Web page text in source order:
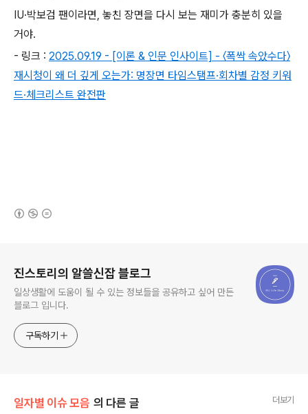
IU·박보검 팬이라면, 놓친 장면을 다시 보는 재미가 충분히 있을
거야.
- 링크 : 2025.09.19 - [이론 & 인문 인사이트] - 〈폭싹 속았수다〉
재시청이 왜 더 깊게 오는가: 명장면 타임스탬프·회차별 감정 키워
드·체크리스트 완전판
진스토리의 알쓸신잡 블로그
일상생활에 도움이 될 수 있는 정보들을 공유하고 싶어 만든
블로그 입니다.
구독하기
일자별 이슈 모음 의 다른 글 더보기